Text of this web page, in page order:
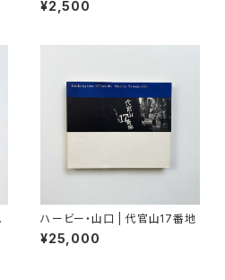
う
¥2,500
ハービー・山口 | 代官山17番地
¥25,000